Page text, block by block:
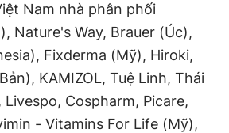
RSS Tòa soạn Chính sách bảo
Ngọc Toàn
trực: Hải Thành
Hiếu Dũng
Việt Hưng
Đức Trung
Nam nhà phân phối
Nature's Way, Brauer (Úc),
Fixderma (Mỹ), Hiroki,
KAMIZOL, Tuệ Linh, Thái
Cospharm, Picare,
- Vitamins For Life (Mỹ),